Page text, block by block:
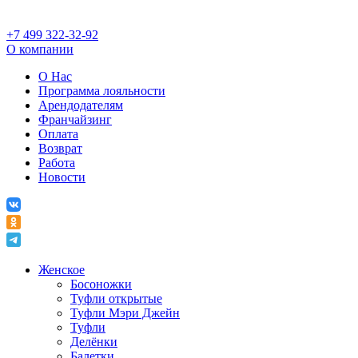
+7 499 322-32-92
О компании
О Нас
Программа лояльности
Арендодателям
Франчайзинг
Оплата
Возврат
Работа
Новости
Женское
Босоножки
Туфли открытые
Туфли Мэри Джейн
Туфли
Делёнки